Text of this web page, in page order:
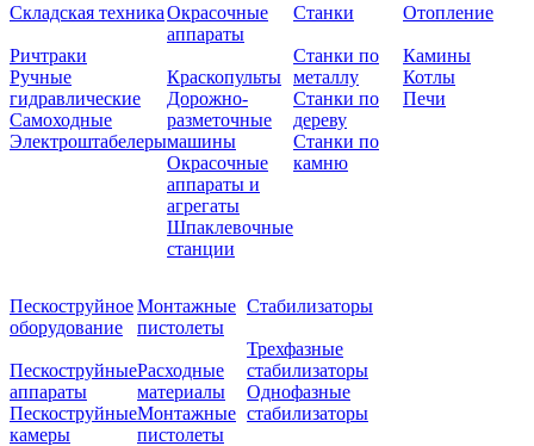
Складская техника
Ричтраки
Ручные
гидравлические
Самоходные
Электроштабелеры
Окрасочные
аппараты
Краскопульты
Дорожно-
разметочные
машины
Окрасочные
аппараты и
агрегаты
Шпаклевочные
станции
Станки
Станки по
металлу
Станки по
дереву
Станки по
камню
Отопление
Камины
Котлы
Печи
Пескоструйное
оборудование
Пескоструйные
аппараты
Пескоструйные
камеры
Монтажные
пистолеты
Расходные
материалы
Монтажные
пистолеты
Стабилизаторы
Трехфазные
стабилизаторы
Однофазные
стабилизаторы